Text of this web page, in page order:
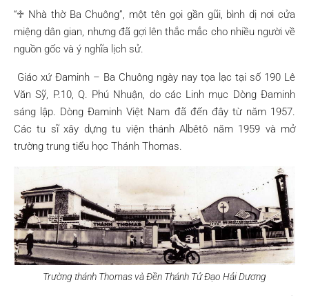
“♱ Nhà thờ Ba Chuông”, một tên gọi gần gũi, bình dị nơi cửa
miệng dân gian, nhưng đã gợi lên thắc mắc cho nhiều người về
nguồn gốc và ý nghĩa lịch sử.
Giáo xứ Đaminh – Ba Chuông ngày nay tọa lạc tại số 190 Lê
Văn Sỹ, P.10, Q. Phú Nhuận, do các Linh mục Dòng Đaminh
sáng lập. Dòng Đaminh Việt Nam đã đến đây từ năm 1957.
Các tu sĩ xây dựng tu viện thánh Albêtô năm 1959 và mở
trường trung tiểu học Thánh Thomas.
Trường thánh Thomas và Đền Thánh Tử Đạo Hải Dương